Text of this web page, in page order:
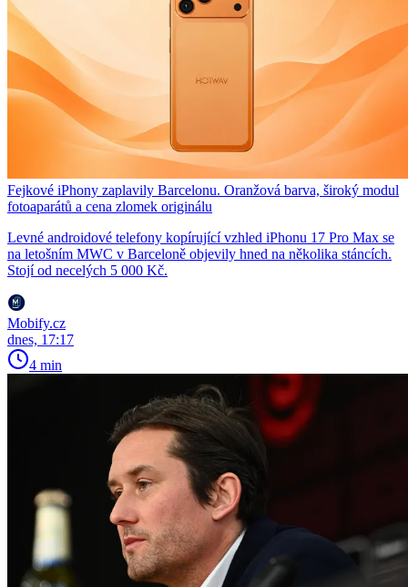
Fejkové iPhony zaplavily Barcelonu. Oranžová barva, široký modul
fotoaparátů a cena zlomek originálu
Levné androidové telefony kopírující vzhled iPhonu 17 Pro Max se
na letošním MWC v Barceloně objevily hned na několika stáncích.
Stojí od necelých 5 000 Kč.
Mobify.cz
dnes, 17:17
4 min